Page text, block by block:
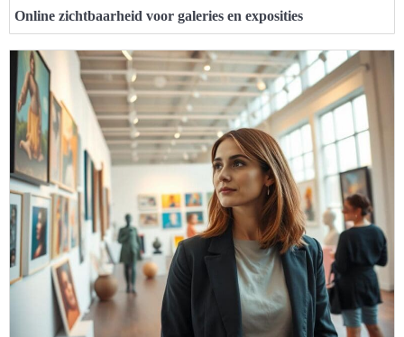
Online zichtbaarheid voor galeries en exposities